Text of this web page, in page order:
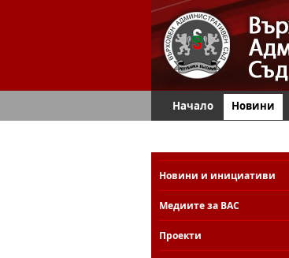
Начало Новини
Новини и инициативи
Медиите за ВАС
Проекти